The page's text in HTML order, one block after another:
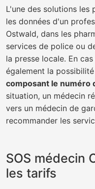
L'une des solutions les
les données d'un
Ostwald, dans les
services de police ou
la presse locale. En
également la
composant le numéro
situation, un médecin
vers un médecin de
recommander les
SOS médecin
les tarifs